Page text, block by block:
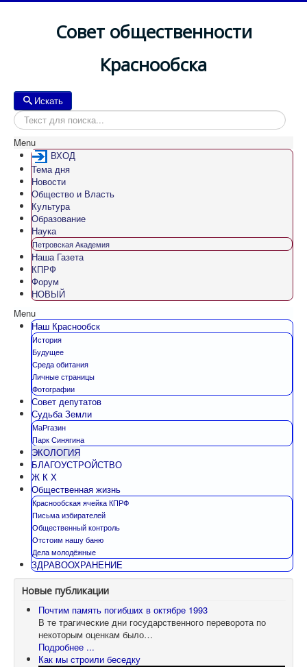
Совет общественности
Краснообска
Искать
Menu
ВХОД
Тема дня
Новости
Общество и Власть
Культура
Образование
Наука
Петровская Академия
Наша Газета
КПРФ
Форум
НОВЫЙ
Menu
Наш Краснообск
История
Будущее
Среда обитания
Личные страницы
Фотографии
Совет депутатов
Судьба Земли
МаРгазин
Парк Синягина
ЭКОЛОГИЯ
БЛАГОУСТРОЙСТВО
Ж К Х
Общественная жизнь
Краснообская ячейка КПРФ
Письма избирателей
Общественный контроль
Отстоим нашу баню
Дела молодёжные
ЗДРАВООХРАНЕНИЕ
Новые публикации
Почтим память погибших в октябре 1993
В те трагические дни государственного переворота по
некоторым оценкам было…
Подробнее ...
Как мы строили беседку